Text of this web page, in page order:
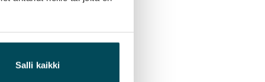
Salli kaikki